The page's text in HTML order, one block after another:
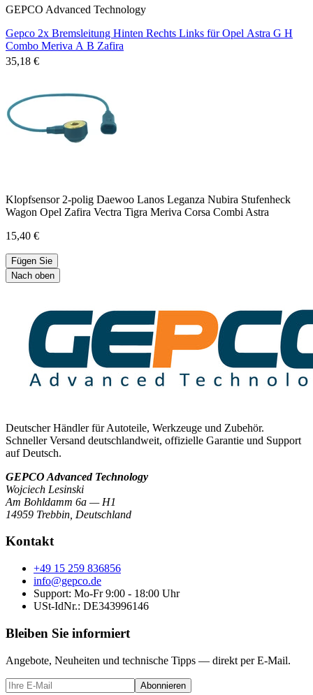
GEPCO Advanced Technology
Gepco 2x Bremsleitung Hinten Rechts Links für Opel Astra G H
Combo Meriva A B Zafira
35,18 €
Klopfsensor 2-polig Daewoo Lanos Leganza Nubira Stufenheck
Wagon Opel Zafira Vectra Tigra Meriva Corsa Combi Astra
15,40 €
Fügen Sie
Nach oben
Deutscher Händler für Autoteile, Werkzeuge und Zubehör.
Schneller Versand deutschlandweit, offizielle Garantie und Support
auf Deutsch.
GEPCO Advanced Technology
Wojciech Lesinski
Am Bohldamm 6a — H1
14959 Trebbin Deutschland
Kontakt
+49 15 259 836856
info@gepco.de
Support: Mo-Fr 9:00 - 18:00 Uhr
USt-IdNr.: DE343996146
Bleiben Sie informiert
Angebote, Neuheiten und technische Tipps — direkt per E-Mail.
Abonnieren